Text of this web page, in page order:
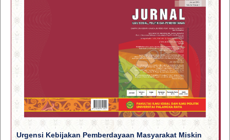
Urgensi Kebijakan Pemberdayaan Masyarakat Miskin